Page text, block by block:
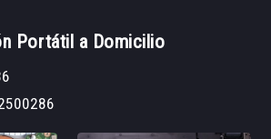
Portátil a Domicilio